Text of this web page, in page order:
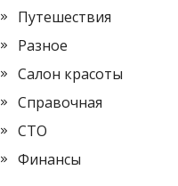
Путешествия
Разное
Салон красоты
Справочная
СТО
Финансы